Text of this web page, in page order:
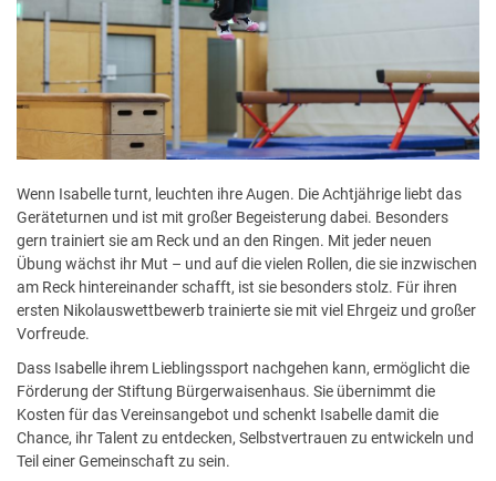
Wenn Isabelle turnt, leuchten ihre Augen. Die Achtjährige liebt das
Geräteturnen und ist mit großer Begeisterung dabei. Besonders
gern trainiert sie am Reck und an den Ringen. Mit jeder neuen
Übung wächst ihr Mut – und auf die vielen Rollen, die sie inzwischen
am Reck hintereinander schafft, ist sie besonders stolz. Für ihren
ersten Nikolauswettbewerb trainierte sie mit viel Ehrgeiz und großer
Vorfreude.
Dass Isabelle ihrem Lieblingssport nachgehen kann, ermöglicht die
Förderung der Stiftung Bürgerwaisenhaus. Sie übernimmt die
Kosten für das Vereinsangebot und schenkt Isabelle damit die
Chance, ihr Talent zu entdecken, Selbstvertrauen zu entwickeln und
Teil einer Gemeinschaft zu sein.